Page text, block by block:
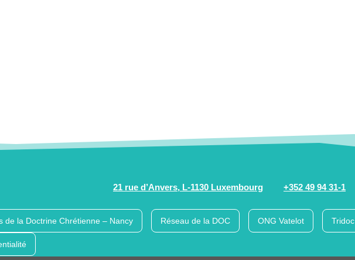
21 rue d’Anvers, L-1130 Luxembourg +352 49 94 31-1
de la Doctrine Chrétienne – Nancy Réseau de la DOC ONG Vatelot Tridoc